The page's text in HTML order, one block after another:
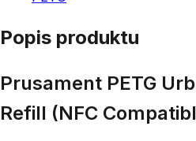
Popis produktu
Prusament PETG
Refill (NFC